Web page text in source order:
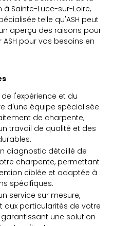
Sainte-Luce-sur-Loire,
telle qu'ASH peut
aperçu des raisons pour
pour vos besoins en
de l'expérience et du
d'une équipe spécialisée
de charpente,
travail de qualité et des
diagnostic détaillé de
charpente, permettant
ciblée et adaptée à
spécifiques.
service sur mesure,
aux particularités de votre
une solution